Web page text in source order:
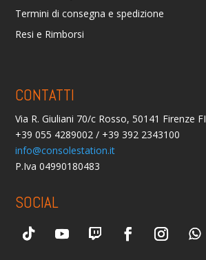
Termini di consegna e spedizione
Resi e Rimborsi
CONTATTI
Via R. Giuliani 70/c Rosso, 50141 Firenze FI
+39 055 4289002 / +39 392 2343100
info@consolestation.it
P.Iva 04990180483
SOCIAL